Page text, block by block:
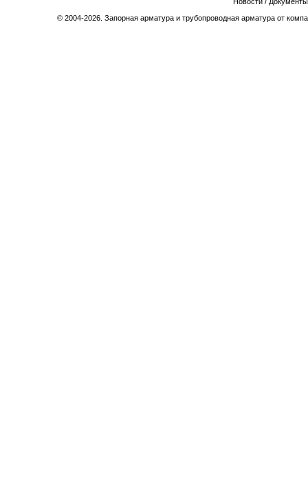
© 2004-2026. Запорная арматура и трубопроводная арматура от